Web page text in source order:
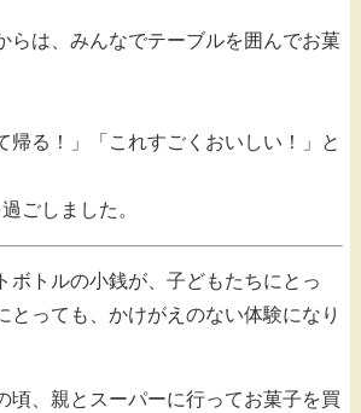
らは、みんなでテーブルを囲んでお菓
帰る！」「これすごくおいしい！」と
ごしました。
ボトルの小銭が、子どもたちにとっ
とっても、かけがえのない体験になり
頃、親とスーパーに行ってお菓子を買